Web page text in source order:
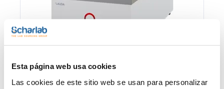
Esta página web usa cookies
Las cookies de este sitio web se usan para personalizar